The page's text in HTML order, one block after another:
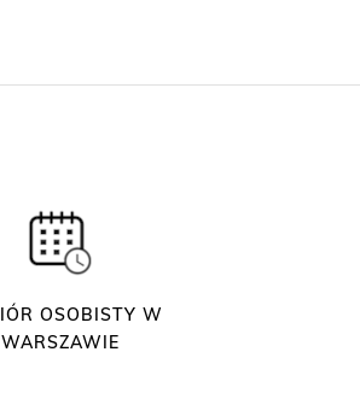
OSOBISTY W
WARSZAWIE